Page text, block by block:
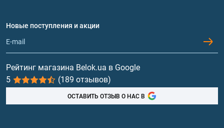
Обмен и возврат
Протеин
Гейнеры
Витамины и минералы
Рыбий жир, жирные кислоты
Новые поступления и акции
Рейтинг магазина Belok.ua в Google
5
(189 отзывов)
ОСТАВИТЬ ОТЗЫВ О НАС В